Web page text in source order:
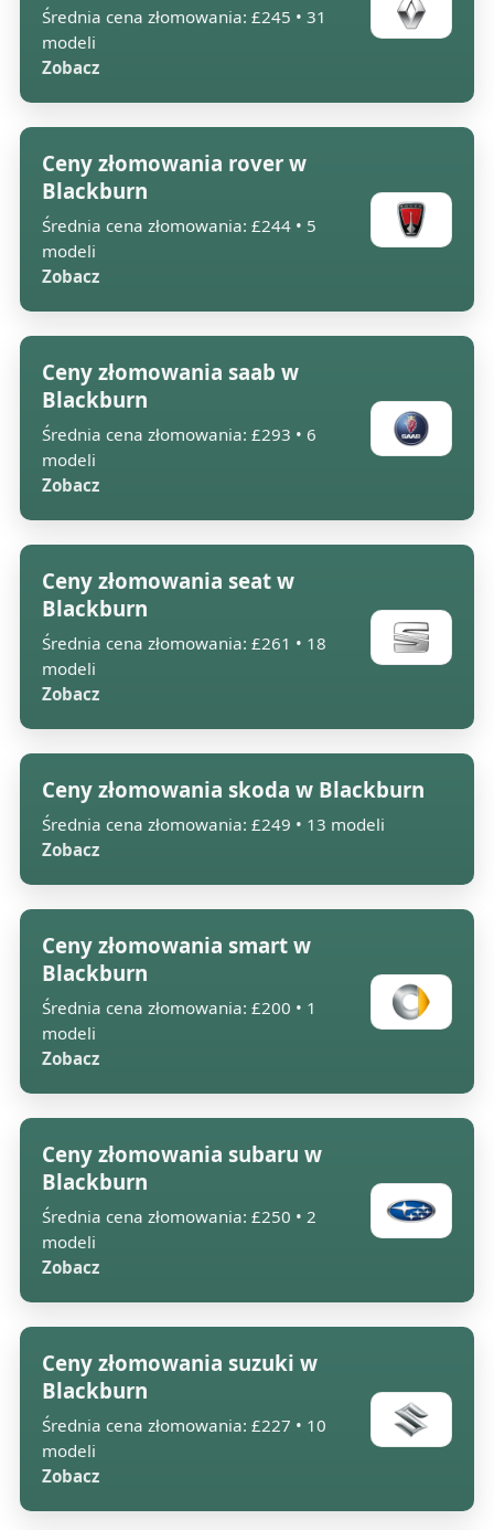
Średnia cena złomowania: £245 • 31
modeli
Zobacz
Ceny złomowania rover w
Blackburn
Średnia cena złomowania: £244 • 5
modeli
Zobacz
Ceny złomowania saab w
Blackburn
Średnia cena złomowania: £293 • 6
modeli
Zobacz
Ceny złomowania seat w
Blackburn
Średnia cena złomowania: £261 • 18
modeli
Zobacz
Ceny złomowania skoda w Blackburn
Średnia cena złomowania: £249 • 13 modeli
Zobacz
Ceny złomowania smart w
Blackburn
Średnia cena złomowania: £200 • 1
modeli
Zobacz
Ceny złomowania subaru w
Blackburn
Średnia cena złomowania: £250 • 2
modeli
Zobacz
Ceny złomowania suzuki w
Blackburn
Średnia cena złomowania: £227 • 10
modeli
Zobacz